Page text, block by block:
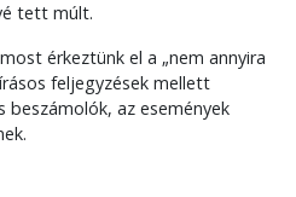
tett múlt.
érkeztünk el a „nem annyira
feljegyzések mellett
beszámolók, az események